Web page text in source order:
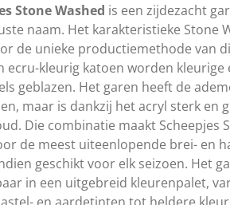
Stone Washed is een zijdezacht
naam. Het karakteristieke Stone
de unieke productiemethode van
ecru-kleurig katoen worden kleurige
geblazen. Het garen heeft de
maar is dankzij het acryl sterk en
Die combinatie maakt Scheepjes
de meest uiteenlopende brei- en
geschikt voor elk seizoen. Het
in een uitgebreid kleurenpalet,